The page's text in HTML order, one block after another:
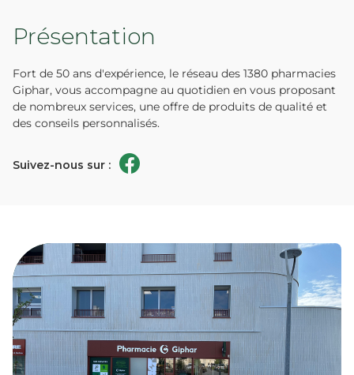
Présentation
Fort de 50 ans d'expérience, le réseau des 1380 pharmacies
Giphar, vous accompagne au quotidien en vous proposant
de nombreux services, une offre de produits de qualité et
des conseils personnalisés.
Suivez-nous sur :